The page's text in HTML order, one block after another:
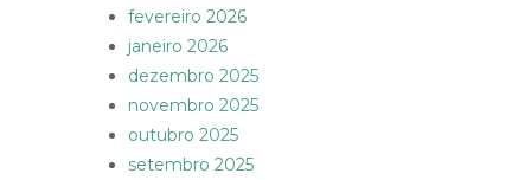
fevereiro 2026
janeiro 2026
dezembro 2025
novembro 2025
outubro 2025
setembro 2025